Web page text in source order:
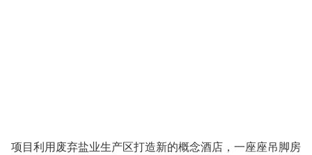
项目利用废弃盐业生产区打造新的概念酒店，一座座吊脚房